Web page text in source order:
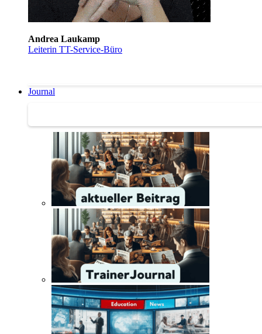
Andrea Laukamp
Leiterin TT-Service-Büro
Journal